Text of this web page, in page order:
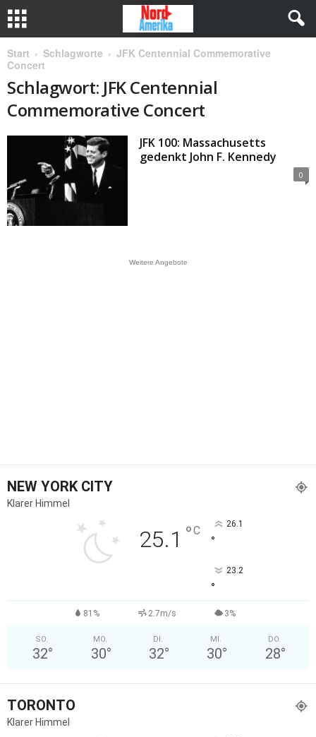
Start Schlagworte
JFK Centennial Commemorative
Concert
Schlagwort: JFK Centennial
Commemorative Concert
JFK 100: Massachusetts
gedenkt John F. Kennedy
0
Weitere Angebote
NEW YORK CITY
Klarer Himmel
25.1 °C 26.1
°
23.2
°
81% 2.7m/s 3%
SO.
32°
MO.
30°
DI.
32°
MI.
30°
DO.
28°
TORONTO
Klarer Himmel